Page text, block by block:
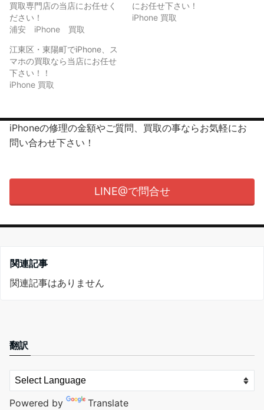
買取専門店の当店にお任せく
ださい！
浦安 iPhone 買取
にお任せ下さい！
iPhone 買取
江東区・東陽町でiPhone、ス
マホの買取なら当店にお任せ
下さい！！
iPhone 買取
iPhoneの修理の金額やご質問、買取の事ならお気軽にお
問い合わせ下さい！
LINE@で問合せ
関連記事
関連記事はありません
翻訳
Powered by Translate